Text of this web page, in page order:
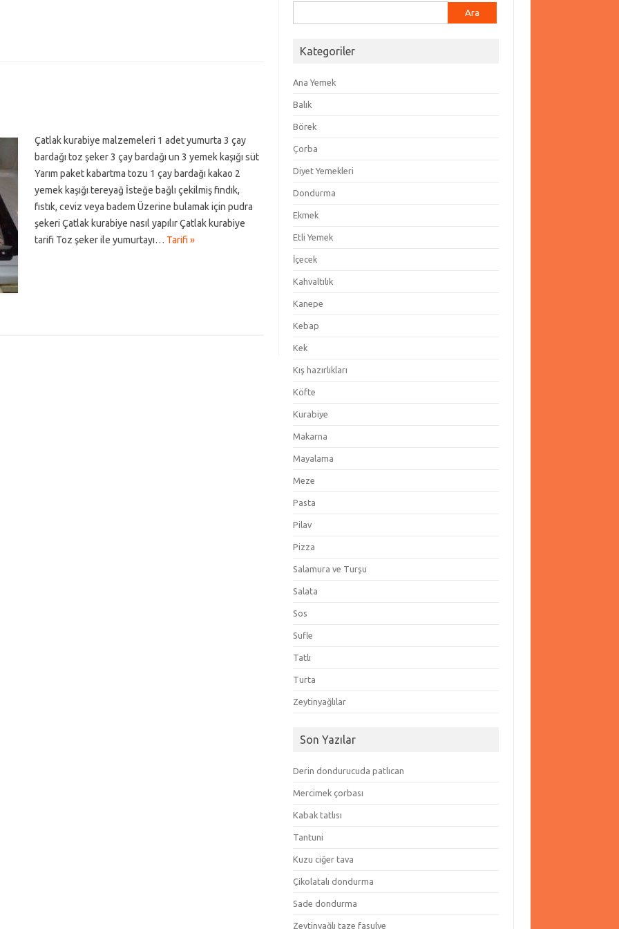
Çatlak kurabiye malzemeleri 1 adet yumurta 3 çay
bardağı toz şeker 3 çay bardağı un 3 yemek kaşığı süt
Yarım paket kabartma tozu 1 çay bardağı kakao 2
yemek kaşığı tereyağ İsteğe bağlı çekilmiş fındık,
fıstık, ceviz veya badem Üzerine bulamak için pudra
şekeri Çatlak kurabiye nasıl yapılır Çatlak kurabiye
tarifi Toz şeker ile yumurtayı… Tarifi »
Kategoriler
Ana Yemek
Balık
Börek
Çorba
Diyet Yemekleri
Dondurma
Ekmek
Etli Yemek
İçecek
Kahvaltılık
Kanepe
Kebap
Kek
Kış hazırlıkları
Köfte
Kurabiye
Makarna
Mayalama
Meze
Pasta
Pilav
Pizza
Salamura ve Turşu
Salata
Sos
Sufle
Tatlı
Turta
Zeytinyağlılar
Son Yazılar
Derin dondurucuda patlıcan
Mercimek çorbası
Kabak tatlısı
Tantuni
Kuzu ciğer tava
Çikolatalı dondurma
Sade dondurma
Zeytinyağlı taze fasulye